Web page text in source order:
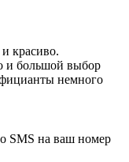
красиво.
и большой выбор
немного
SMS на ваш номер